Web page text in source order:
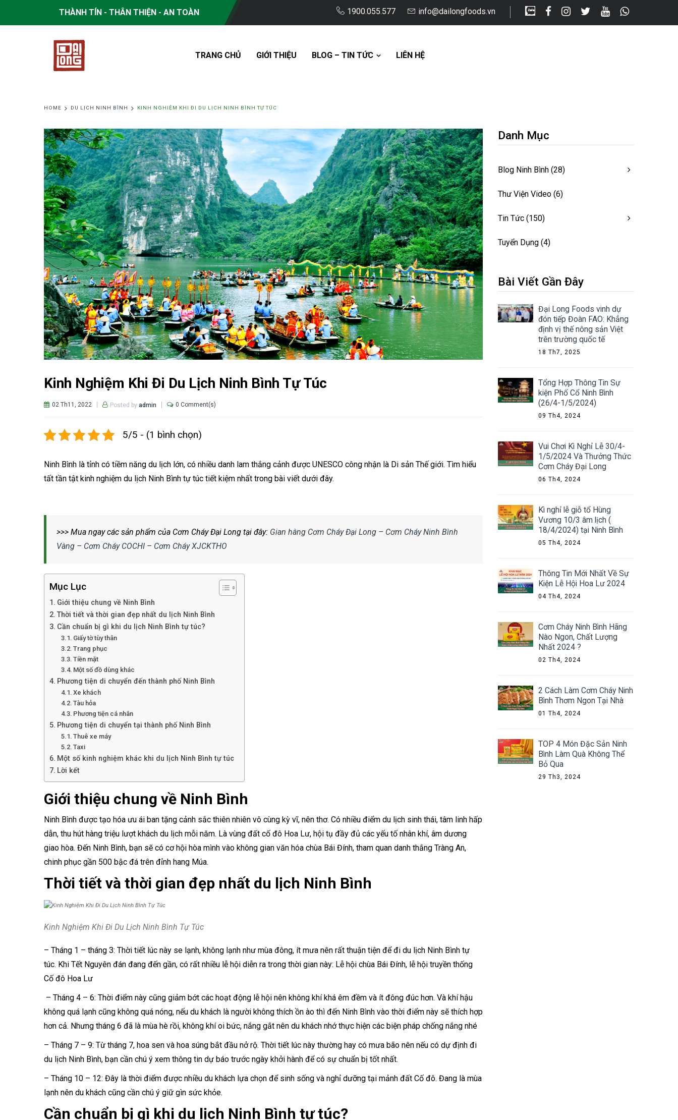
THÀNH TÍN - THÂN THIỆN - AN TOÀN 1900.055.577 info@dailongfoods.vn
TRANG CHỦ GIỚI THIỆU BLOG – TIN TỨC LIÊN HỆ
HOME DU LỊCH NINH BÌNH KINH NGHIỆM KHI ĐI DU LỊCH NINH BÌNH TỰ TÚC
Kinh Nghiệm Khi Đi Du Lịch Ninh Bình Tự Túc
02 Th11, 2022 Posted by admin 0 Comment(s)
5/5 - (1 bình chọn)
Ninh Bình là tỉnh có tiềm năng du lịch lớn, có nhiều danh lam thắng cảnh được UNESCO công nhận là Di sản Thế giới. Tìm hiểu
tất tần tật kinh nghiệm du lịch Ninh Bình tự túc tiết kiệm nhất trong bài viết dưới đây.
>>> Mua ngay các sản phẩm của Cơm Cháy Đại Long tại đây: Gian hàng Cơm Cháy Đại Long – Cơm Cháy Ninh Bình
Vàng – Cơm Cháy COCHI – Cơm Cháy XJCKTHO
Mục Lục
Giới thiệu chung về Ninh Bình
Thời tiết và thời gian đẹp nhất du lịch Ninh Bình
Cần chuẩn bị gì khi du lịch Ninh Bình tự túc?
Giấy tờ tùy thân
Trang phục
Tiền mặt
Một số đồ dùng khác
Phương tiện di chuyển đến thành phố Ninh Bình
Xe khách
Tàu hỏa
Phương tiện cá nhân
Phương tiện di chuyển tại thành phố Ninh Bình
Thuê xe máy
Taxi
Một số kinh nghiệm khác khi du lịch Ninh Bình tự túc
Lời kết
Giới thiệu chung về Ninh Bình
Ninh Bình được tạo hóa ưu ái ban tặng cảnh sắc thiên nhiên vô cùng kỳ vĩ, nên thơ. Có nhiều điểm du lịch sinh thái, tâm linh hấp
dẫn, thu hút hàng triệu lượt khách du lịch mỗi năm. Là vùng đất cố đô Hoa Lư, hội tụ đầy đủ các yếu tố nhân khí, âm dương
giao hòa. Đến Ninh Bình, bạn sẽ có cơ hội hòa mình vào không gian văn hóa chùa Bái Đính, tham quan danh thắng Tràng An,
chinh phục gần 500 bậc đá trên đỉnh hang Múa.
Thời tiết và thời gian đẹp nhất du lịch Ninh Bình
Kinh Nghiệm Khi Đi Du Lịch Ninh Bình Tự Túc
– Tháng 1 – tháng 3: Thời tiết lúc này se lạnh, không lạnh như mùa đông, ít mưa nên rất thuận tiện để đi du lịch Ninh Bình tự
túc. Khi Tết Nguyên đán đang đến gần, có rất nhiều lễ hội diễn ra trong thời gian này: Lễ hội chùa Bái Đính, lễ hội truyền thống
Cố đô Hoa Lư
– Tháng 4 – 6: Thời điểm này cũng giảm bớt các hoạt động lễ hội nên không khí khá êm đềm và ít đông đúc hơn. Và khí hậu
không quá lạnh cũng không quá nóng, nếu du khách là người không thích ồn ào thì đến Ninh Bình vào thời điểm này sẽ thích hợp
hơn cả. Nhưng tháng 6 đã là mùa hè rồi, không khí oi bức, nắng gắt nên du khách nhớ thực hiện các biện pháp chống nắng nhé
– Tháng 7 – 9: Từ tháng 7, hoa sen và hoa súng bắt đầu nở rộ. Thời tiết lúc này thường hay có mưa bão nên nếu có dự định đi
du lịch Ninh Bình, bạn cần chú ý xem thông tin dự báo trước ngày khởi hành để có sự chuẩn bị tốt nhất.
– Tháng 10 – 12: Đây là thời điểm được nhiều du khách lựa chọn để sinh sống và nghỉ dưỡng tại mảnh đất Cố đô. Đang là mùa
lạnh nên du khách cũng cần chú ý giữ gìn sức khỏe.
Cần chuẩn bị gì khi du lịch Ninh Bình tự túc?
Danh Mục
Blog Ninh Bình (28)
Thư Viện Video (6)
Tin Tức (150)
Tuyển Dụng (4)
Bài Viết Gần Đây
Đại Long Foods vinh dự
đón tiếp Đoàn FAO: Khẳng
định vị thế nông sản Việt
trên trường quốc tế
18 Th7, 2025
Tổng Hợp Thông Tin Sự
kiện Phố Cổ Ninh Bình
(26/4-1/5/2024)
09 Th4, 2024
Vui Chơi Kì Nghỉ Lễ 30/4-
1/5/2024 Và Thưởng Thức
Cơm Cháy Đại Long
06 Th4, 2024
Kì nghỉ lễ giỗ tổ Hùng
Vương 10/3 âm lịch (
18/4/2024) tại Ninh Bình
05 Th4, 2024
Thông Tin Mới Nhất Về Sự
Kiện Lễ Hội Hoa Lư 2024
04 Th4, 2024
Cơm Cháy Ninh Bình Hãng
Nào Ngon, Chất Lượng
Nhất 2024 ?
02 Th4, 2024
2 Cách Làm Cơm Cháy Ninh
Bình Thơm Ngon Tại Nhà
01 Th4, 2024
TOP 4 Món Đặc Sản Ninh
Bình Làm Quà Không Thể
Bỏ Qua
29 Th3, 2024